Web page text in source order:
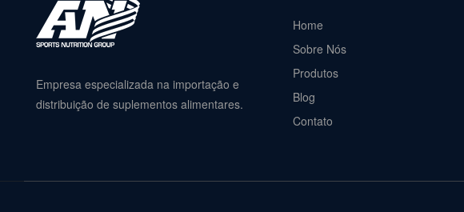
Empresa especializada na importação e
distribuição de suplementos alimentares.
Home
Sobre Nós
Produtos
Blog
Contato